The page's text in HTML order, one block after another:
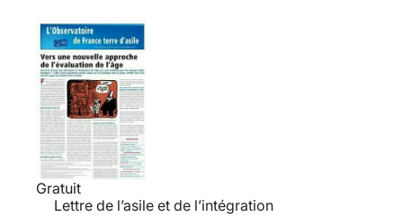
Gratuit
Lettre de l’asile et de l’intégration